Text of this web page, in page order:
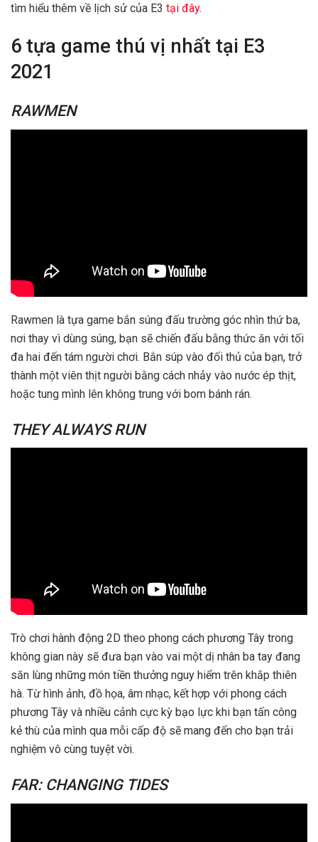
tìm hiểu thêm về lịch sử của E3 tại đây.
6 tựa game thú vị nhất tại E3
2021
RAWMEN
Rawmen là tựa game bắn súng đấu trường góc nhìn thứ ba,
nơi thay vì dùng súng, bạn sẽ chiến đấu bằng thức ăn với tối
đa hai đến tám người chơi. Bắn súp vào đối thủ của bạn, trở
thành một viên thịt người bằng cách nhảy vào nước ép thịt,
hoặc tung mình lên không trung với bom bánh rán.
THEY ALWAYS RUN
Trò chơi hành động 2D theo phong cách phương Tây trong
không gian này sẽ đưa bạn vào vai một dị nhân ba tay đang
săn lùng những món tiền thưởng nguy hiểm trên khắp thiên
hà. Từ hình ảnh, đồ họa, âm nhạc, kết hợp với phong cách
phương Tây và nhiều cảnh cực kỳ bạo lực khi bạn tấn công
kẻ thù của mình qua mỗi cấp độ sẽ mang đến cho bạn trải
nghiệm vô cùng tuyệt vời.
FAR: CHANGING TIDES